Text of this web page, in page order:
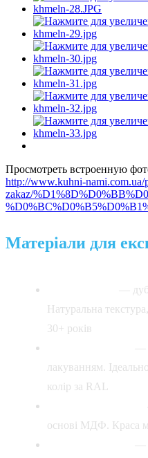
Просмотреть встроенную
http://www.kuhni-nami.com.ua/
zakaz/
Матеріали для
— дуб,
Натуральна
30+ років
—
лакуванням.
колір за RAL
основі МДФ. Краса
—